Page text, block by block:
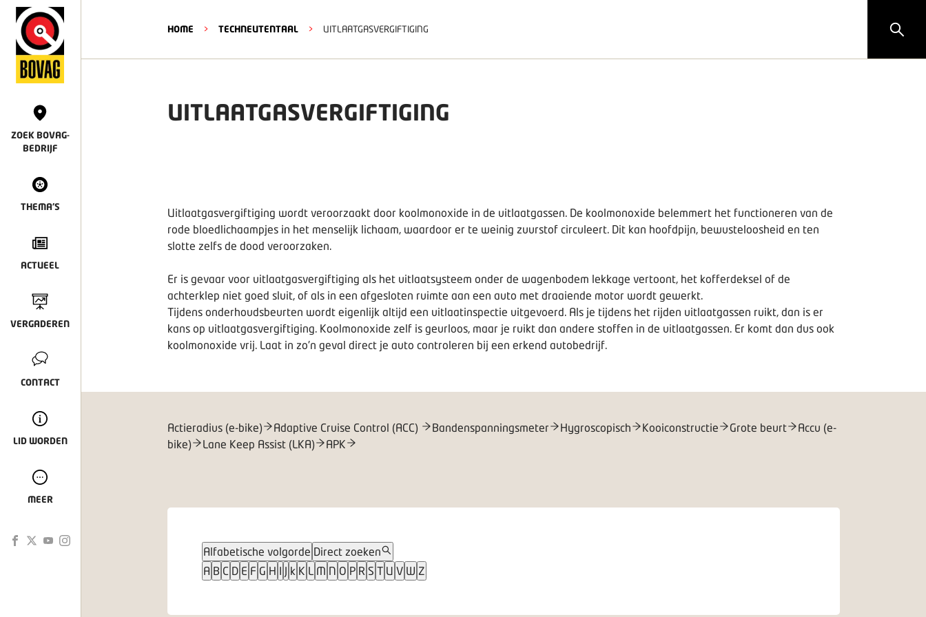
ZOEK BOVAG-
BEDRIJF
THEMA'S
ACTUEEL
VERGADEREN
CONTACT
LID WORDEN
MEER
HOME > TECHNEUTENTAAL > UITLAATGASVERGIFTIGING
UITLAATGASVERGIFTIGING
Uitlaatgasvergiftiging wordt veroorzaakt door koolmonoxide in de uitlaatgassen. De koolmonoxide belemmert het functioneren van de
rode bloedlichaampjes in het menselijk lichaam, waardoor er te weinig zuurstof circuleert. Dit kan hoofdpijn, bewusteloosheid en ten
slotte zelfs de dood veroorzaken.
Er is gevaar voor uitlaatgasvergiftiging als het uitlaatsysteem onder de wagenbodem lekkage vertoont, het kofferdeksel of de
achterklep niet goed sluit, of als in een afgesloten ruimte aan een auto met draaiende motor wordt gewerkt.
Tijdens onderhoudsbeurten wordt eigenlijk altijd een uitlaatinspectie uitgevoerd. Als je tijdens het rijden uitlaatgassen ruikt, dan is er
kans op uitlaatgasvergiftiging. Koolmonoxide zelf is geurloos, maar je ruikt dan andere stoffen in de uitlaatgassen. Er komt dan dus ook
koolmonoxide vrij. Laat in zo'n geval direct je auto controleren bij een erkend autobedrijf.
Actieradius (e-bike) Adaptive Cruise Control (ACC) Bandenspanningsmeter Hygroscopisch Kooiconstructie Grote beurt
Accu (e-
bike)
Lane Keep Assist (LKA) APK
Alfabetische volgorde Direct zoeken
A B C D E F G H I J k K L M N O P R S T U V W Z